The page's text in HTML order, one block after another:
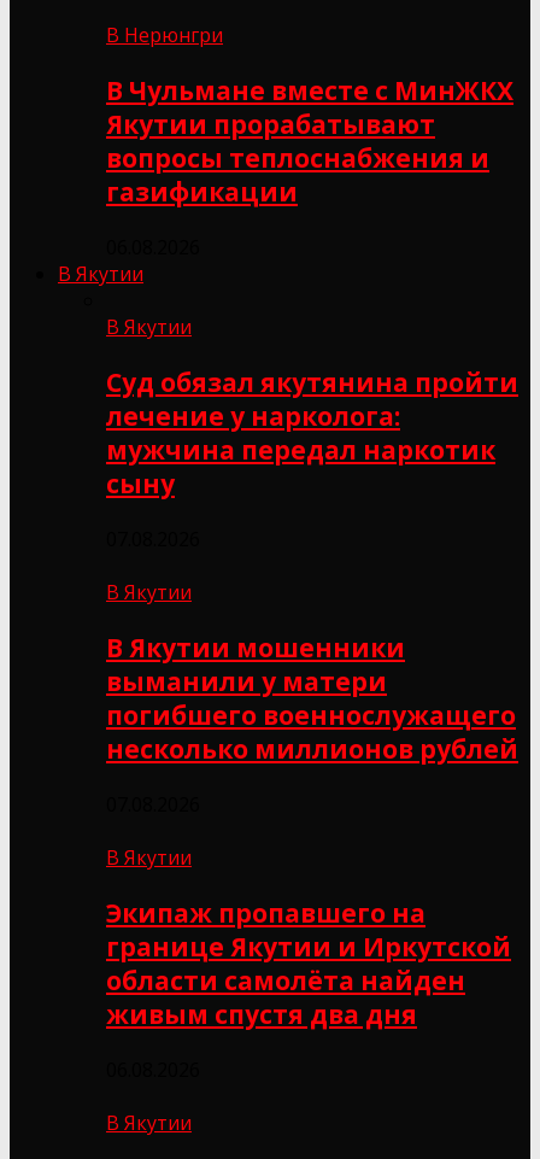
В Нерюнгри
В Чульмане вместе с МинЖКХ
Якутии прорабатывают
вопросы теплоснабжения и
газификации
В Якутии
В Якутии
Суд обязал якутянина пройти
лечение у нарколога:
мужчина передал наркотик
сыну
В Якутии
В Якутии мошенники
выманили у матери
погибшего военнослужащего
несколько миллионов рублей
В Якутии
Экипаж пропавшего на
границе Якутии и Иркутской
области самолёта найден
живым спустя два дня
В Якутии